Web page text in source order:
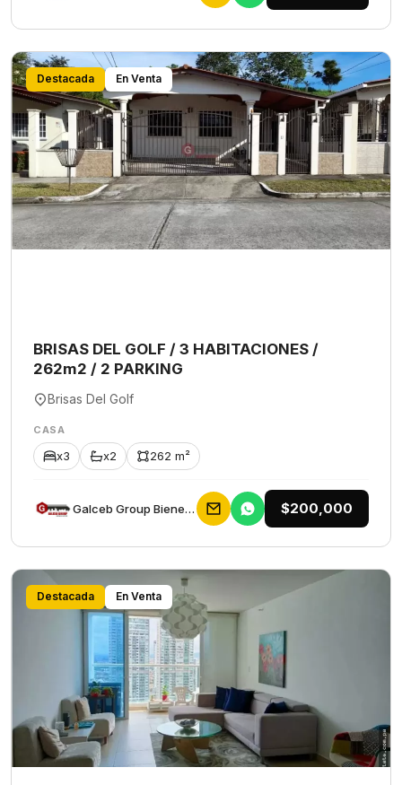
Destacada En Venta
BRISAS DEL GOLF / 3 HABITACIONES /
262m2 / 2 PARKING
Brisas Del Golf
CASA
x3 x2 262 m²
Galceb Group Bienes Raices $200,000
Destacada En Venta